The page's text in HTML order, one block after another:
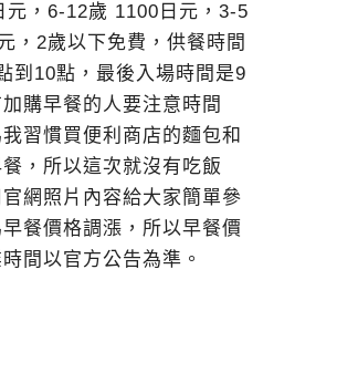
元，6-12歲 1100日元，3-5
，2歲以下免費，供餐時間
到10點，最後入場時間是9
購早餐的人要注意時間
習慣買便利商店的麵包和
，所以這次就沒有吃飯
網照片內容給大家簡單參
餐價格調漲，所以早餐價
間以官方公告為準。